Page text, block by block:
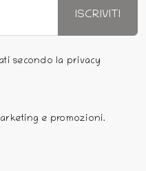
ISCRIVITI
secondo la privacy
e promozioni.